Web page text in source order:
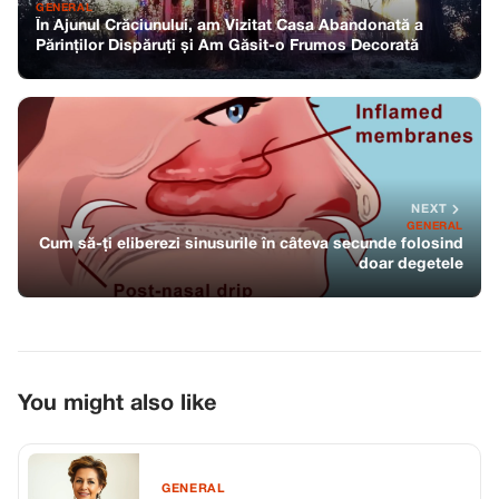
GENERAL
În Ajunul Crăciunului, am Vizitat Casa Abandonată a
Părinților Dispăruți și Am Găsit-o Frumos Decorată
NEXT
GENERAL
Cum să-ți eliberezi sinusurile în câteva secunde folosind
doar degetele
You might also like
GENERAL